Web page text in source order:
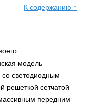
К содержанию ↑
модель
со светодиодным
решеткой сетчатой
передним